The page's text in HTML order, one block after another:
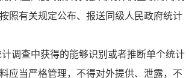
照有关规定公布、报送同级人民政府统计
调查中获得的能够识别或者推断单个统计
应当严格管理，不得对外提供、泄露，不